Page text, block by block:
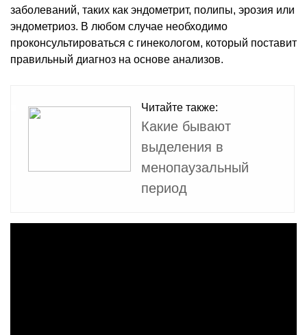
заболеваний, таких как эндометрит, полипы, эрозия или
эндометриоз. В любом случае необходимо
проконсультироваться с гинекологом, который поставит
правильный диагноз на основе анализов.
Читайте также:
Какие бывают
выделения в
менопаузальный
период